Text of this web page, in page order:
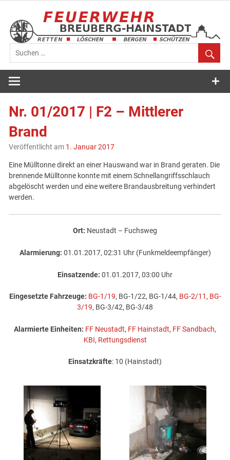
springen
Feuerwehr
Breuberg-
Hainstadt
Nr. 01/2017 | F2 – Mittlerer
Brand
Veröffentlicht am 1. Januar 2017
Eine Mülltonne direkt an einer Hauswand war in Brand geraten. Die
brennende Mülltonne konnte mit einem Schnellangriffsschlauch
abgelöscht werden und eine weitere Brandausbreitung verhindert
werden.
Ort: Neustadt – Fuchsweg
Alarmierung: 01.01.2017, 02:31 Uhr (Funkmeldeempfänger)
Einsatzende: 01.01.2017, 03:00 Uhr
Eingesetzte Fahrzeuge: BG-1/19, BG-1/22, BG-1/44, BG-2/11, BG-
3/19, BG-3/42, BG-3/48
Alarmierte Einheiten: FF Neustadt, FF Hainstadt, FF Sandbach,
KBI, Rettungsdienst
Einsatzkräfte: 10 (Hainstadt)